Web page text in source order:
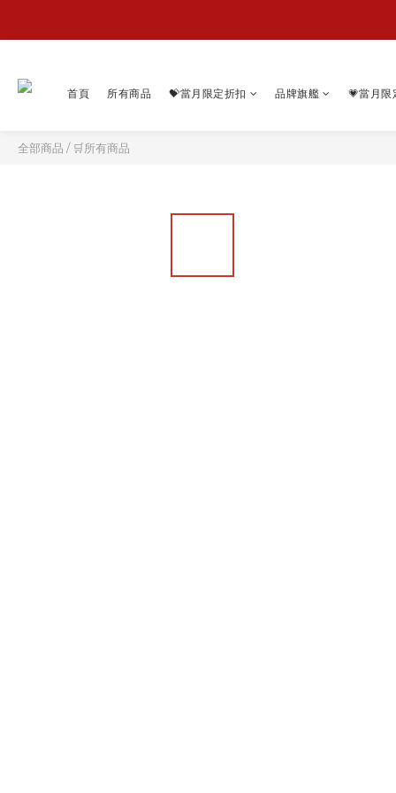
首頁 所有商品 💝當月限定折扣 品牌旗艦 💗當月限
全部商品 / 🛒所有商品